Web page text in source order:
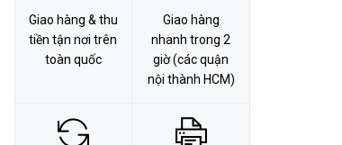
Giao hàng & thu
tiền tận nơi trên
toàn quốc
Giao hàng
nhanh trong 2
giờ (các quận
nội thành HCM)